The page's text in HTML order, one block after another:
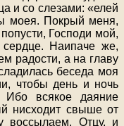
и со слезами: «елей
моея. Покрый меня,
Господи мой,
Наипаче же,
радости, а на главу
беседа моя
чтобы день и ночь
Ибо всякое даяние
нисходит свыше от
воссылаем, Отцу, и